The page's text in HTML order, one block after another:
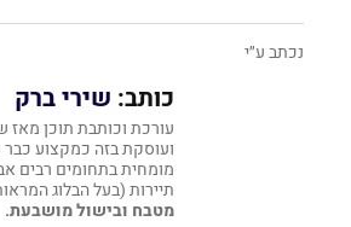
נכתב ע״י
כותב: שירי ברק
עורכת וכותבת תוכן
מומחית בתחומים רבים
תיירות (בעל הבלוג
מטבח ובישול מושבעת.